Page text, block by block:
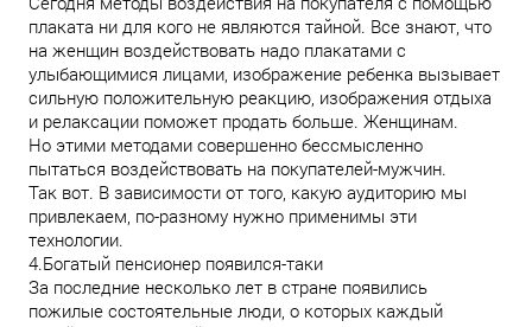
плаката ни для кого не являются тайной. Все знают, что
на женщин воздействовать надо плакатами с
улыбающимися лицами, изображение ребенка вызывает
сильную положительную реакцию, изображения отдыха
и релаксации поможет продать больше. Женщинам.
Но этими методами совершенно бессмысленно
пытаться воздействовать на покупателей-мужчин.
Так вот. В зависимости от того, какую аудиторию мы
привлекаем, по-разному нужно применимы эти
технологии.
4.Богатый пенсионер появился-таки
За последние несколько лет в стране появились
пожилые состоятельные люди, о которых каждый